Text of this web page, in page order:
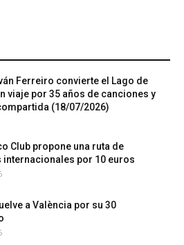
Ferreiro convierte el Lago de
viaje por 35 años de canciones y
(18/07/2026)
Club propone una ruta de
por 10 euros
a València por su 30